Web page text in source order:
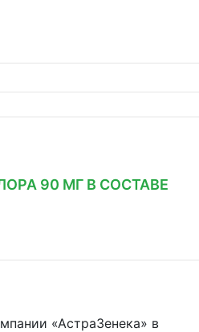
90 МГ В СОСТАВЕ
«АстраЗенека» в